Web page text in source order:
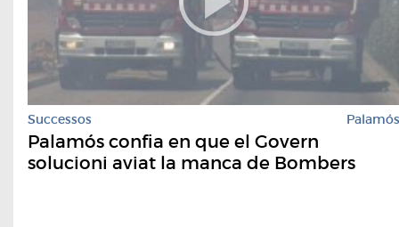
Successos Palamós
Palamós confia en que el Govern
solucioni aviat la manca de Bombers